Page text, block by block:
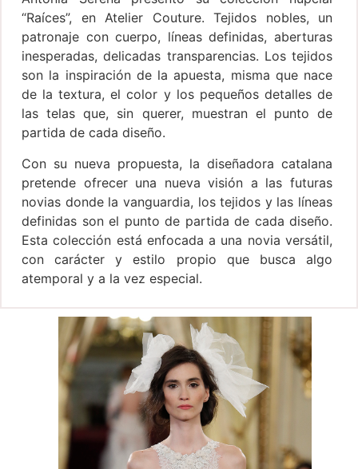
“Raíces”, en Atelier Couture. Tejidos nobles, un
patronaje con cuerpo, líneas definidas, aberturas
inesperadas, delicadas transparencias. Los tejidos
son la inspiración de la apuesta, misma que nace
de la textura, el color y los pequeños detalles de
las telas que, sin querer, muestran el punto de
partida de cada diseño.
Con su nueva propuesta, la diseñadora catalana
pretende ofrecer una nueva visión a las futuras
novias donde la vanguardia, los tejidos y las líneas
definidas son el punto de partida de cada diseño.
Esta colección está enfocada a una novia versátil,
con carácter y estilo propio que busca algo
atemporal y a la vez especial.